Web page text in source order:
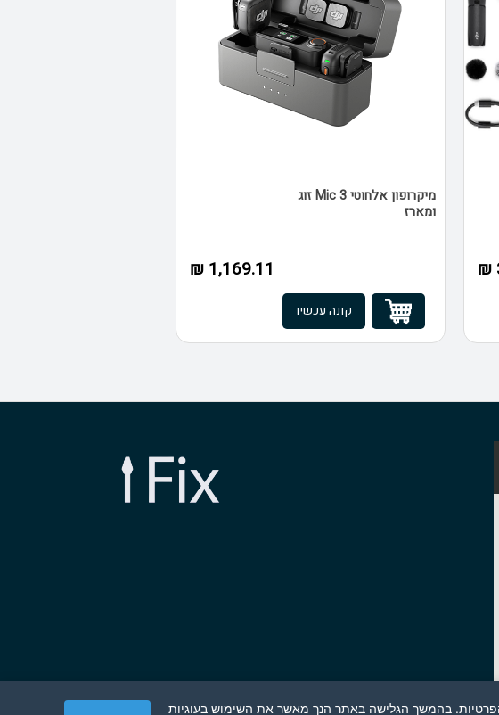
מיקרופון אלחוטי Mic 3 זוג
ומארז
1,169.11 ₪
קונה עכשיו
הפרטיות. בהמשך הגלישה באתר הנך מאשר את השימוש בעוגיות